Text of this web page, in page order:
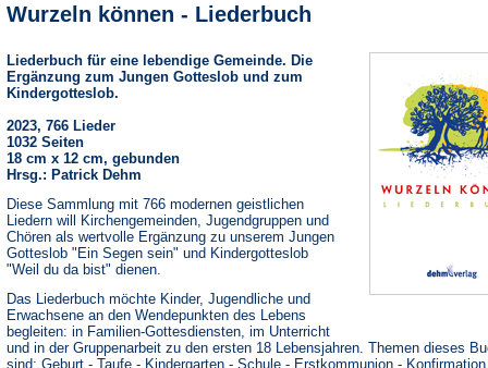
Wurzeln können - Liederbuch
Liederbuch für eine lebendige Gemeinde. Die
Ergänzung zum Jungen Gotteslob und zum
Kindergotteslob.
2023, 766 Lieder
1032 Seiten
18 cm x 12 cm, gebunden
Hrsg.: Patrick Dehm
Diese Sammlung mit 766 modernen geistlichen
Liedern will Kirchengemeinden, Jugendgruppen und
Chören als wertvolle Ergänzung zu unserem Jungen
Gotteslob "Ein Segen sein" und Kindergotteslob
"Weil du da bist" dienen.
Das Liederbuch möchte Kinder, Jugendliche und
Erwachsene an den Wendepunkten des Lebens
begleiten: in Familien-Gottesdiensten, im Unterricht
und in der Gruppenarbeit zu den ersten 18 Lebensjahren. Themen dieses
sind: Geburt - Taufe - Kindergarten - Schule - Erstkommunion -